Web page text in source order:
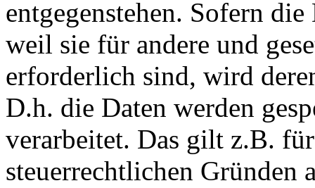
entgegenstehen. Sofern
weil sie für andere und
erforderlich sind, wird
D.h. die Daten werden
verarbeitet. Das gilt z.B.
steuerrechtlichen Gründen